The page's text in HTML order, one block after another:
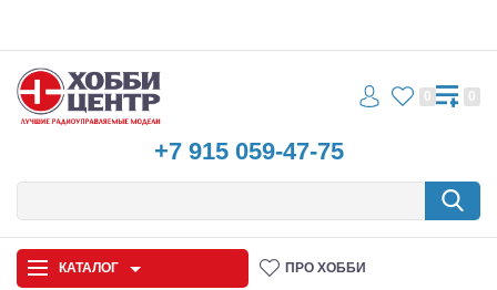
+7 915 059-47-75
0 0
КАТАЛОГ ПРО ХОББИ